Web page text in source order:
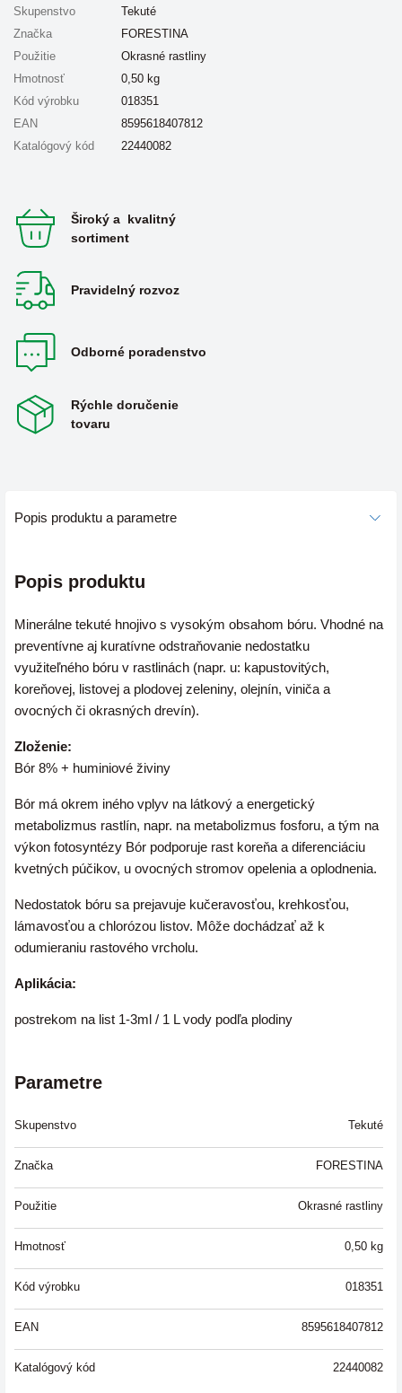
Skupenstvo
Tekuté
Značka
FORESTINA
Použitie
Okrasné rastliny
Hmotnosť
0,50 kg
Kód výrobku
018351
EAN
8595618407812
Katalógový kód
22440082
Široký a kvalitný
sortiment
Pravidelný rozvoz
Odborné poradenstvo
Rýchle doručenie
tovaru
Popis produktu a parametre
Popis produktu
Minerálne tekuté hnojivo s vysokým obsahom bóru. Vhodné na
preventívne aj kuratívne odstraňovanie nedostatku
využiteľného bóru v rastlinách (napr. u: kapustovitých,
koreňovej, listovej a plodovej zeleniny, olejnín, viniča a
ovocných či okrasných drevín).
Zloženie:
Bór 8% + huminiové živiny
Bór má okrem iného vplyv na látkový a energetický
metabolizmus rastlín, napr. na metabolizmus fosforu, a tým na
výkon fotosyntézy Bór podporuje rast koreňa a diferenciáciu
kvetných púčikov, u ovocných stromov opelenia a oplodnenia.
Nedostatok bóru sa prejavuje kučeravosťou, krehkosťou,
lámavosťou a chlorózou listov. Môže dochádzať až k
odumieraniu rastového vrcholu.
Aplikácia:
postrekom na list 1-3ml / 1 L vody podľa plodiny
Parametre
Skupenstvo Tekuté
Značka FORESTINA
Použitie Okrasné rastliny
Hmotnosť 0,50 kg
Kód výrobku 018351
EAN 8595618407812
Katalógový kód 22440082